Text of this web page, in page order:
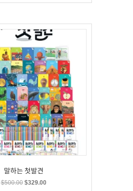
말하는 첫발견
$500.00 Original
$329.00Current